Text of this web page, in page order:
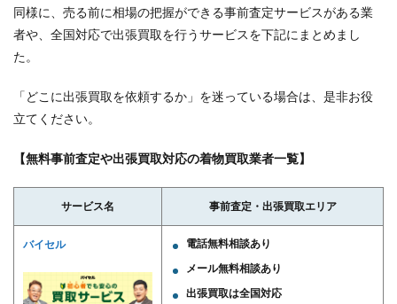
同様に、売る前に相場の把握ができる事前査定サービスがある業
者や、全国対応で出張買取を行うサービスを下記にまとめまし
た。
「どこに出張買取を依頼するか」を迷っている場合は、是非お役
立てください。
【無料事前査定や出張買取対応の着物買取業者一覧】
サービス名 事前査定・出張買取エリア
バイセル
電話無料相談あり
メール無料相談あり
出張買取は全国対応